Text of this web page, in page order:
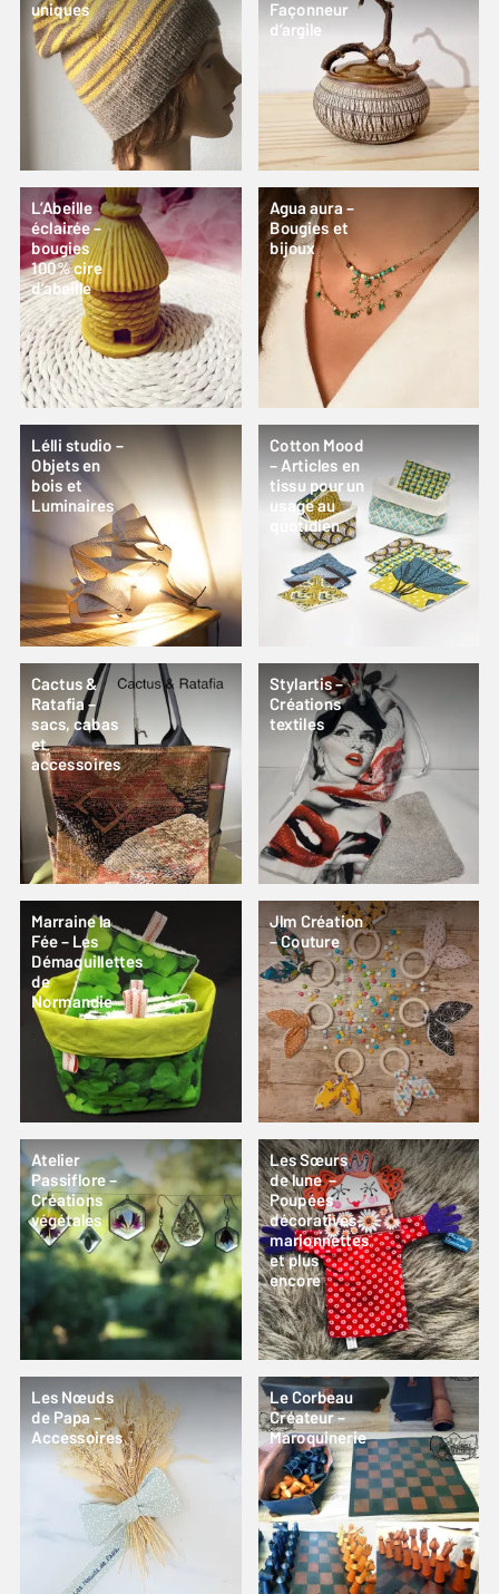
uniques
Façonneur
d’argile
L’Abeille
éclairée –
bougies
100% cire
d’abeille
Agua aura –
Bougies et
bijoux
Lélli studio –
Objets en
bois et
Luminaires
Cotton Mood
– Articles en
tissu pour un
usage au
quotidien
Cactus &
Ratafia –
sacs, cabas
et
accessoires
Stylartis –
Créations
textiles
Marraine la
Fée – Les
Démaquillettes
de
Normandie
Jlm Création
– Couture
Atelier
Passiflore –
Créations
végétales
Les Sœurs
de lune –
Poupées
décoratives,
marionnettes
et plus
encore
Les Nœuds
de Papa –
Accessoires
Le Corbeau
Créateur –
Maroquinerie